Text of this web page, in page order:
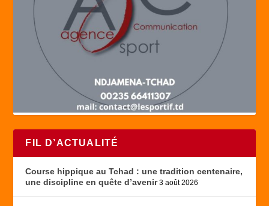
FIL D’ACTUALITÉ
Course hippique au Tchad : une tradition centenaire,
une discipline en quête d’avenir 3 août 2026